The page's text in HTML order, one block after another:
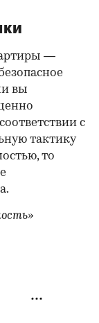
—
вы
с
тактику
то